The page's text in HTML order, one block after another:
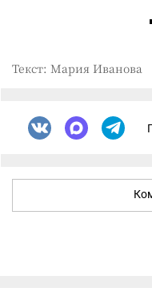
Текст: Мария Иванова